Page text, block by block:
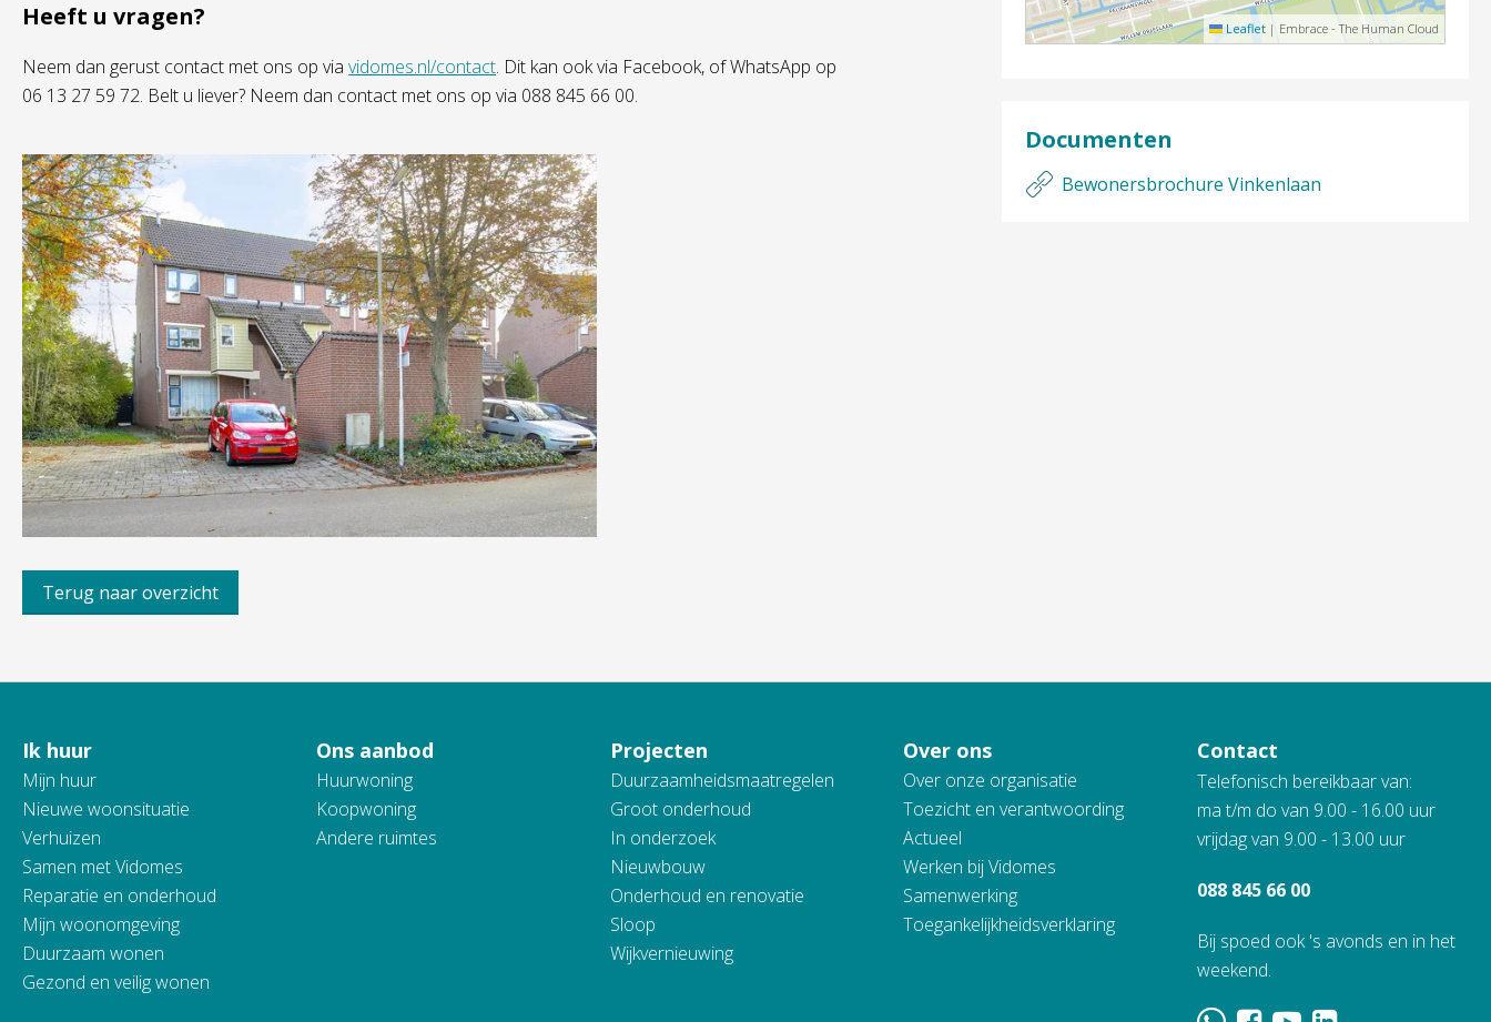
Heeft u vragen?
Neem dan gerust contact met ons op via vidomes.nl/contact. Dit kan ook via Facebook, of WhatsApp op
06 13 27 59 72. Belt u liever? Neem dan contact met ons op via 088 845 66 00.
Terug naar overzicht
Leaflet | Embrace - The Human Cloud
Documenten
Bewonersbrochure Vinkenlaan
Contactinformatie
Ik huur
Mijn huur
Nieuwe woonsituatie
Verhuizen
Samen met Vidomes
Reparatie en onderhoud
Mijn woonomgeving
Duurzaam wonen
Gezond en veilig wonen
Ons aanbod
Huurwoning
Koopwoning
Andere ruimtes
Projecten
Duurzaamheidsmaatregelen
Groot onderhoud
In onderzoek
Nieuwbouw
Onderhoud en renovatie
Sloop
Wijkvernieuwing
Over ons
Over onze organisatie
Toezicht en verantwoording
Actueel
Werken bij Vidomes
Samenwerking
Toegankelijkheidsverklaring
Contact
Telefonisch bereikbaar van:
ma t/m do van 9.00 - 16.00 uur
vrijdag van 9.00 - 13.00 uur
088 845 66 00
Bij spoed ook 's avonds en in het
weekend.